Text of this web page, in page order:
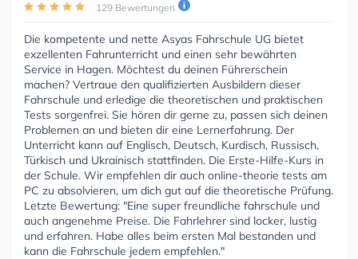
129 Bewertungen
Die kompetente und nette Asyas Fahrschule UG bietet
exzellenten Fahrunterricht und einen sehr bewährten
Service in Hagen. Möchtest du deinen Führerschein
machen? Vertraue den qualifizierten Ausbildern dieser
Fahrschule und erledige die theoretischen und praktischen
Tests sorgenfrei. Sie hören dir gerne zu, passen sich deinen
Problemen an und bieten dir eine Lernerfahrung. Der
Unterricht kann auf Englisch, Deutsch, Kurdisch, Russisch,
Türkisch und Ukrainisch stattfinden. Die Erste-Hilfe-Kurs in
der Schule. Wir empfehlen dir auch online-theorie tests am
PC zu absolvieren, um dich gut auf die theoretische Prüfung.
Letzte Bewertung: "Eine super freundliche fahrschule und
auch angenehme Preise. Die Fahrlehrer sind locker, lustig
und erfahren. Habe alles beim ersten Mal bestanden und
kann die Fahrschule jedem empfehlen."